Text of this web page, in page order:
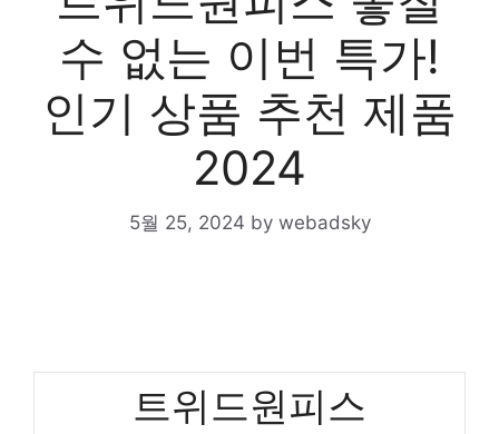
수 없는 이번 특가!
인기 상품 추천 제품
2024
5월 25, 2024 by webadsky
트위드원피스